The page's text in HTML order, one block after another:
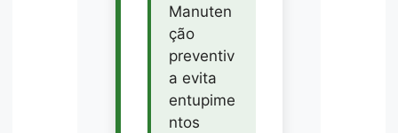
Manuten
ção
preventiv
a evita
entupime
ntos